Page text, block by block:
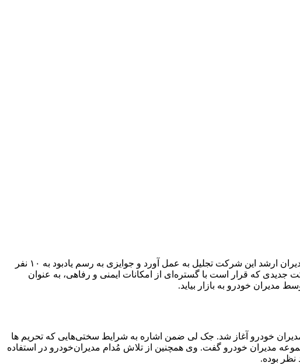
مدیران‌خودرو طی مراسمی از نفرات برتر مسابقه طراحی خودرو مفهومی خود در حضور طراحان، اصحاب رسانه، مدعووین و مدیران ارشد این شرکت تجلیل به عمل آورد و جوایزی به رسم یادبود به ۱۰ نفر
عمومی خودرو جدید تیگو ۷ پرو در کنار تیگو ۸ پرو بود؛ کراس‌اوور کامپکت جدیدی که قرار است با گستره‌ای از امکانات ایمنی و رفاهی، به عنوان
۷ پرو با صحبت های جک لی مدیرعامل شرکت مدیران خودرو آغاز شد. جک لی ضمن اشاره به شرایط سختی‌هایی که تحریم ها
مدیران خودرو گفت. وی همچنین از تلاش مُدام مدیران‌خودرو در استفاده
بوده.